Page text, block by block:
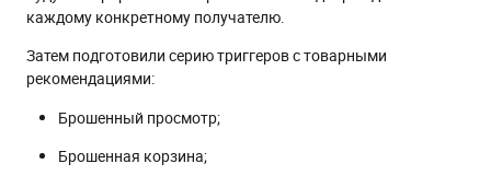
каждому конкретному получателю.
Затем подготовили серию триггеров с товарными
рекомендациями:
Брошенный просмотр;
Брошенная корзина;